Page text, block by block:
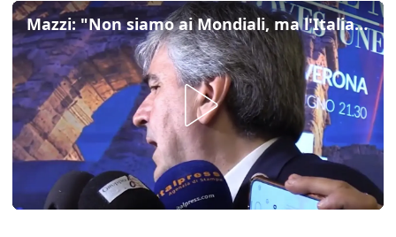
Mazzi: "Non siamo ai Mondiali, ma l'Italia e' campione in tanti ambiti"